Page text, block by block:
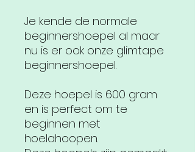
Je kende de normale
beginnershoepel al maar
nu is er ook onze glimtape
beginnershoepel.
Deze hoepel is 600 gram
en is perfect om te
beginnen met
hoelahoopen.